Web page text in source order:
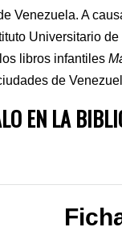
Venezuela. A
Universitario
libros infantiles
de
EN LA